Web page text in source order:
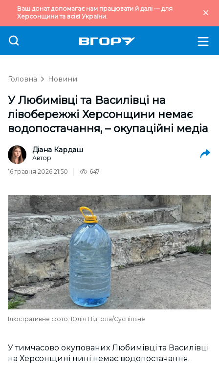
Ваш донат допомагає нам працювати й далі — для
Херсонщини та всієї України.
Головна Новини
У Любимівці та Василівці на
лівобережжі Херсонщини немає
водопостачання, – окупаційні медіа
Діана Кардаш
Автор
16 травня 2026 21:50
647
Ілюстративне фото: Юлія Підгола/Суспільне
У тимчасово окупованих Любимівці та Василівці
на Херсонщині нині немає водопостачання.